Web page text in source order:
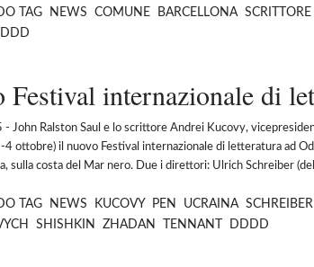
TAG NEWS COMUNE BARCELLONA SCRITTORE
Festival internazionale di
- John Ralston Saul e lo scrittore Andrei Kucovy,
4 ottobre) il nuovo Festival internazionale di letteratura ad
sulla costa del Mar nero. Due i direttori: Ulrich Schreiber
TAG NEWS KUCOVY PEN UCRAINA SCHREIBER
SHISHKIN ZHADAN TENNANT DDDD